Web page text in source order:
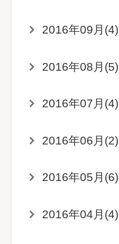
2016年09月(4)
2016年08月(5)
2016年07月(4)
2016年06月(2)
2016年05月(6)
2016年04月(4)